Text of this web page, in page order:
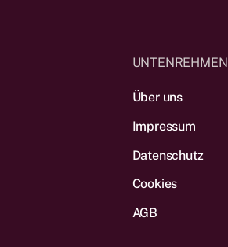
UNTENREHMEN
Über uns
Impressum
Datenschutz
Cookies
AGB